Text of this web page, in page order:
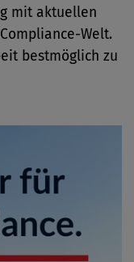
mit aktuellen
Welt.
bestmöglich zu